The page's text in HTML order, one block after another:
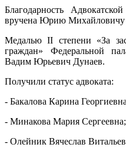
Благодарность
вручена Юрию Михайловичу
Медалью II степени «За
граждан» Федеральной
Вадим Юрьевич Дунаев.
Получили статус адвоката:
- Бакалова Карина
- Минакова Мария Сергеевна;
- Олейник Вячеслав